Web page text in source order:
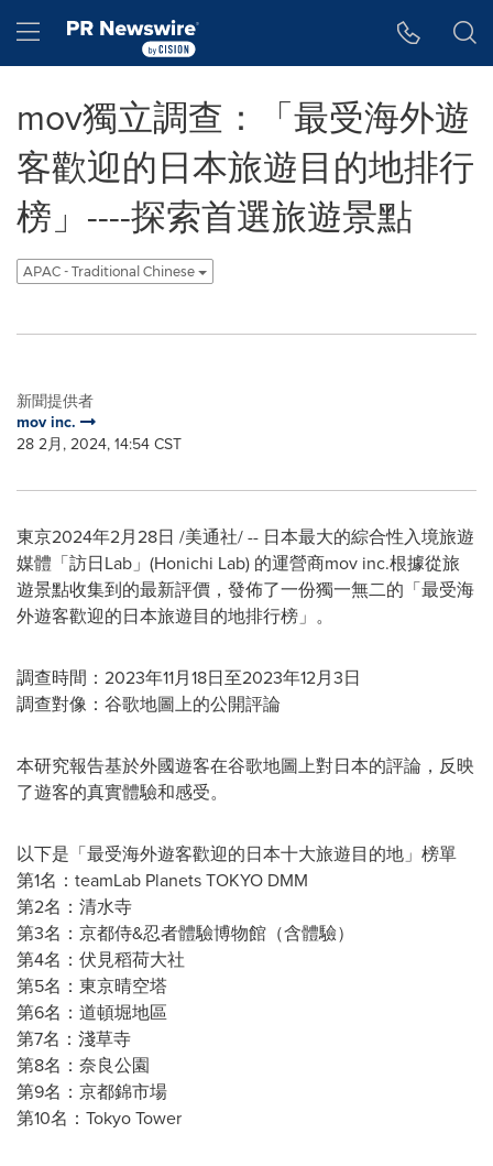
Hamburger menu
mov獨立調查：「最受海外遊
客歡迎的日本旅遊目的地排行
榜」----探索首選旅遊景點
APAC - Traditional Chinese
新聞提供者
mov inc.
28 2月, 2024, 14:54 CST
東京2024年2月28日 /美通社/ -- 日本最大的綜合性入境旅遊
媒體「訪日Lab」(Honichi Lab) 的運營商mov inc.根據從旅
遊景點收集到的最新評價，發佈了一份獨一無二的「最受海
外遊客歡迎的日本旅遊目的地排行榜」。
調查時間：2023年11月18日至2023年12月3日
調查對像：谷歌地圖上的公開評論
本研究報告基於外國遊客在谷歌地圖上對日本的評論，反映
了遊客的真實體驗和感受。
以下是「最受海外遊客歡迎的日本十大旅遊目的地」榜單
第1名：teamLab PlanetsTOKYO DMM
第2名：清水寺
第3名：京都侍&忍者體驗博物館（含體驗）
第4名：伏見稻荷大社
第5名：東京晴空塔
第6名：道頓堀地區
第7名：淺草寺
第8名：奈良公園
第9名：京都錦市場
第10名：Tokyo Tower